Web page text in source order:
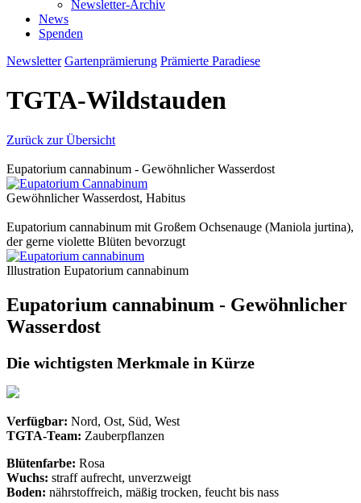
Newsletter-Archiv
News
Spenden
Newsletter Gartenprämierung Prämierte Paradiese
TGTA-Wildstauden
Zurück zur Übersicht
Eupatorium cannabinum - Gewöhnlicher Wasserdost
Gewöhnlicher Wasserdost, Habitus
Eupatorium cannabinum mit Großem Ochsenauge (Maniola jurtina),
der gerne violette Blüten bevorzugt
Illustration Eupatorium cannabinum
Eupatorium cannabinum - Gewöhnlicher
Wasserdost
Die wichtigsten Merkmale in Kürze
Verfügbar: Nord, Ost, Süd, West
TGTA-Team: Zauberpflanzen
Blütenfarbe: Rosa
Wuchs: straff aufrecht, unverzweigt
Boden: nährstoffreich, mäßig trocken, feucht bis nass